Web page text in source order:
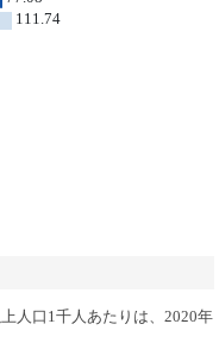
111.74
人口1千人あたりは、2020年